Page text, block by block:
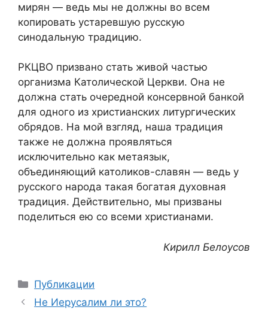
мирян — ведь мы не должны во всем
копировать устаревшую русскую
синодальную традицию.
РКЦВО призвано стать живой частью
организма Католической Церкви. Она не
должна стать очередной консервной банкой
для одного из христианских литургических
обрядов. На мой взгляд, наша традиция
также не должна проявляться
исключительно как метаязык,
объединяющий католиков-славян — ведь у
русского народа такая богатая духовная
традиция. Действительно, мы призваны
поделиться ею со всеми христианами.
Кирилл Белоусов
Рубрики
Публикации
Не Иерусалим ли это?